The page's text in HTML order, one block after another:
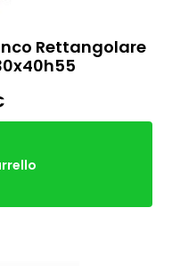
Rettangolare